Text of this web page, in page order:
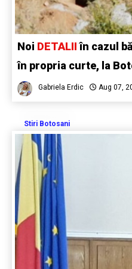
Noi DETALIIîn cazul
în propria curte, la
Gabriela Erdic Aug 07,
Stiri Botosani